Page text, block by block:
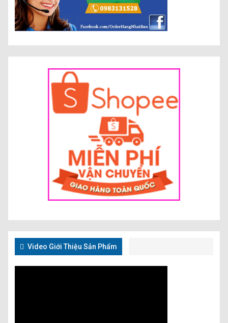
Video Giới Thiệu Sản Phẩm